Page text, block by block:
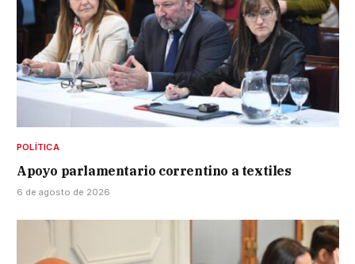
POLÍTICA
Apoyo parlamentario correntino a textiles
6 de agosto de 2026